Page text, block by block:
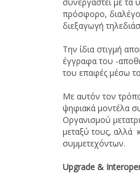
πρόσφορο,
διεξαγωγή
Την ίδια στιγμή
έγγραφα του -
του επαφές μέσω
Με αυτόν τον
ψηφιακά μοντέλα
Οργανισμού
μεταξύ τους, αλλά
συμμετεχόντων.
Upgrade &